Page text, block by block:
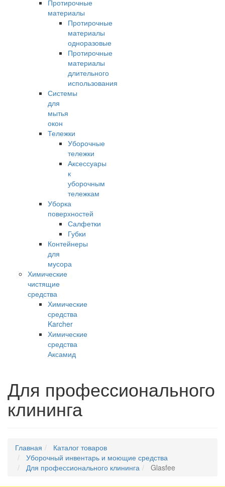
Протирочные
материалы
Протирочные
материалы
одноразовые
Протирочные
материалы
длительного
использования
Системы
для
мытья
окон
Тележки
Уборочные
тележки
Аксессуары
к
уборочным
тележкам
Уборка
поверхностей
Салфетки
Губки
Контейнеры
для
мусора
Химические
чистящие
средства
Химические
средства
Karcher
Химические
средства
Аксамид
Для профессионального
клининга
Главная
Каталог товаров
Уборочный инвентарь и моющие средства
Для профессионального клининга
Glasfee